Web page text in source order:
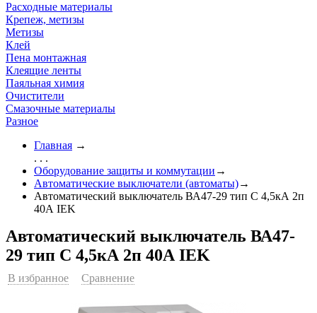
Расходные материалы
Крепеж, метизы
Метизы
Клей
Пена монтажная
Клеящие ленты
Паяльная химия
Очистители
Смазочные материалы
Разное
Главная →
. . .
Оборудование защиты и коммутации →
Автоматические выключатели (автоматы)→
Автоматический выключатель ВА47-29 тип С 4,5кА 2п
40А IEK
Автоматический выключатель ВА47-
29 тип С 4,5кА 2п 40А IEK
В избранное Сравнение